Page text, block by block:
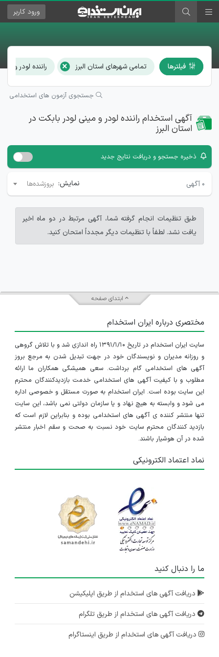
ورود کاربر
فیلترها تمامی شهرهای استان البرز × راننده لودر و
جستجوی آزمون های استخدامی
آگهی استخدام راننده لودر و مینی لودر بابکت در
استان البرز
ذخیره جستجو و دریافت نتایج جدید
۰ آگهی نمایش: بروزشده‌ها
طبق تنظیمات انجام گرفته شما، آگهی مرتبط در دو ماه اخیر
یافت نشد. لطفاً با تنظیمات دیگر مجدداً امتحان کنید.
ابتدای صفحه
مختصری درباره ایران استخدام
سایت ایران استخدام در تاریخ ۱۳۹۱/۱/۱۰ راه اندازی شد و با تلاش گروهی
و روزانه مدیران و نویسندگان خود در جهت تبدیل شدن به مرجع بروز
آگهی های استخدامی گام برداشت. سعی همیشگی همکاران ما ارائه
مطلوب و با کیفیت آگهی های استخدامی خدمت بازدیدکنندگان محترم
این سایت بوده است. ایران استخدام به صورت مستقل و خصوصی اداره
می شود و وابسته به هیچ نهاد و یا سازمان دولتی نمی باشد، این سایت
تنها منتشر کننده ی آگهی های استخدامی بوده و بنابراین لازم است که
بازدید کنندگان محترم سایت خود نسبت به صحت و سقم اخبار منتشر
شده در آن هوشیار باشند.
نماد اعتماد الکترونیکی
ما را دنبال کنید
دریافت آگهی های استخدام از طریق اپلیکیشن
دریافت آگهی های استخدام از طریق تلگرام
دریافت آگهی های استخدام از طریق اینستاگرام